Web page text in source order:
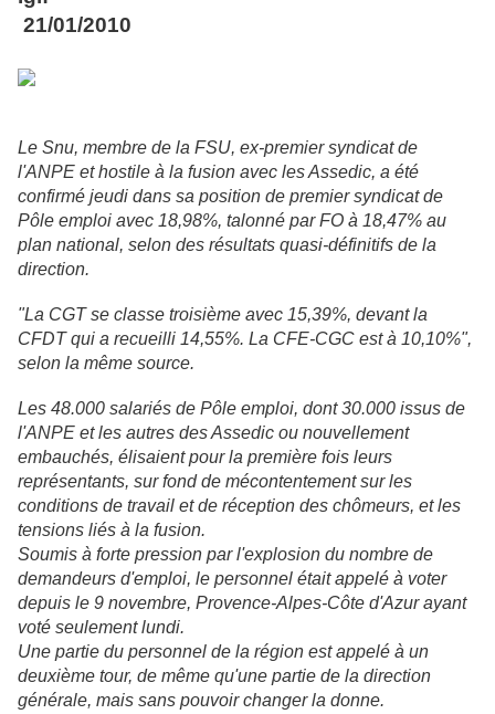
21/01/2010
Le Snu, membre de la FSU, ex-premier syndicat de
l'ANPE et hostile à la fusion avec les Assedic, a été
confirmé jeudi dans sa position de premier syndicat de
Pôle emploi avec 18,98%, talonné par FO à 18,47% au
plan national, selon des résultats quasi-définitifs de la
direction.
"La CGT se classe troisième avec 15,39%, devant la
CFDT qui a recueilli 14,55%. La CFE-CGC est à 10,10%",
selon la même source.
Les 48.000 salariés de Pôle emploi, dont 30.000 issus de
l'ANPE et les autres des Assedic ou nouvellement
embauchés, élisaient pour la première fois leurs
représentants, sur fond de mécontentement sur les
conditions de travail et de réception des chômeurs, et les
tensions liés à la fusion.
Soumis à forte pression par l'explosion du nombre de
demandeurs d'emploi, le personnel était appelé à voter
depuis le 9 novembre, Provence-Alpes-Côte d'Azur ayant
voté seulement lundi.
Une partie du personnel de la région est appelé à un
deuxième tour, de même qu'une partie de la direction
générale, mais sans pouvoir changer la donne.